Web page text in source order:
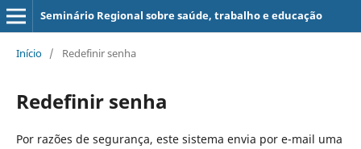
Seminário Regional sobre saúde, trabalho e educação
Início / Redefinir senha
Redefinir senha
Por razões de segurança, este sistema envia por e-mail uma